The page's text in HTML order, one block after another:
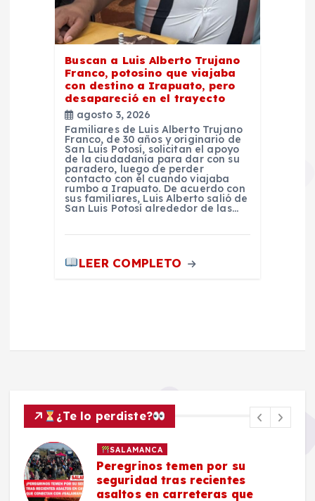
Buscan a Luis Alberto Trujano
Franco, potosino que viajaba
con destino a Irapuato, pero
desapareció en el trayecto
agosto 3, 2026
Familiares de Luis Alberto Trujano
Franco, de 30 años y originario de
San Luis Potosí, solicitan el apoyo
de la ciudadanía para dar con su
paradero, luego de perder
contacto con él cuando viajaba
rumbo a Irapuato. De acuerdo con
sus familiares, Luis Alberto salió de
San Luis Potosí alrededor de las…
LEER COMPLETO
¿Te lo perdiste?
SALAMANCA
Peregrinos temen por su
seguridad tras recientes
asaltos en carreteras que